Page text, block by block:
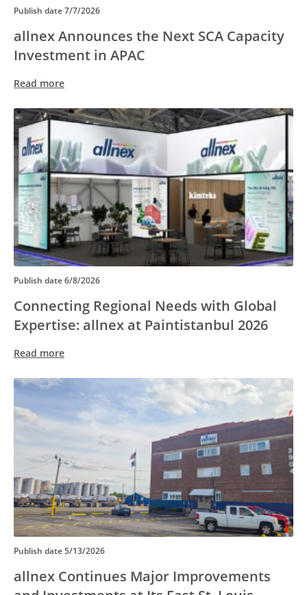
Publish date7/7/2026
allnex Announces the Next SCA Capacity
Investment in APAC
Read more
Publish date6/8/2026
Connecting Regional Needs with Global
Expertise: allnex at Paintistanbul 2026
Read more
Publish date5/13/2026
allnex Continues Major Improvements